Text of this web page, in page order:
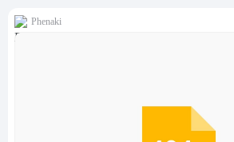
Phenaki